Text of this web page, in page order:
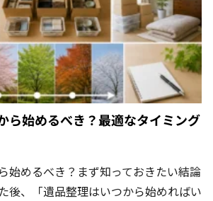
ら始めるべき？最適なタイミング
始めるべき？まず知っておきたい結論
後、「遺品整理はいつから始めればい